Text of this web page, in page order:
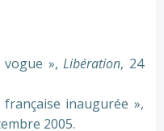
vogue »,Libération, 24
inaugurée »,
2005.